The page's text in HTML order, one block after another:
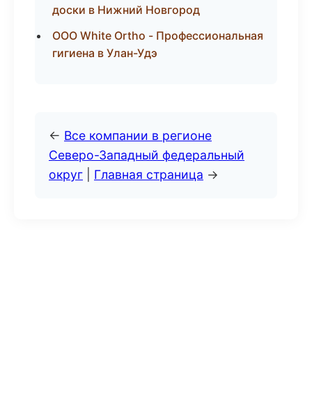
доски в Нижний Новгород
ООО White Ortho - Профессиональная
гигиена в Улан-Удэ
← Все компании в регионе
Северо-Западный федеральный
округ
Главная страница →